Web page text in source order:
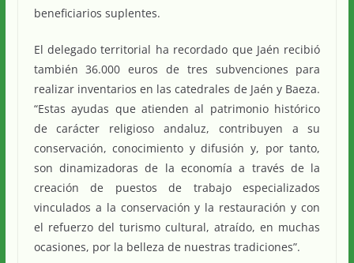
beneficiarios suplentes.
El delegado territorial ha recordado que Jaén recibió
también 36.000 euros de tres subvenciones para
realizar inventarios en las catedrales de Jaén y Baeza.
“Estas ayudas que atienden al patrimonio histórico
de carácter religioso andaluz, contribuyen a su
conservación, conocimiento y difusión y, por tanto,
son dinamizadoras de la economía a través de la
creación de puestos de trabajo especializados
vinculados a la conservación y la restauración y con
el refuerzo del turismo cultural, atraído, en muchas
ocasiones, por la belleza de nuestras tradiciones”.